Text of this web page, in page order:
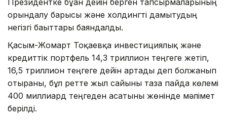
орындалу барысы және холдингті дамытудың
негізгі бағыттары баяндалды.
Қасым-Жомарт Тоқаевқа инвестициялық және
кредиттік портфель 14,3 триллион теңгеге жетіп,
16,5 триллион теңгеге дейін артады деп болжанып
отырғаны, бұл ретте жыл сайынғы таза пайда көлемі
400 миллиард теңгеден асатыны жөнінде мәлімет
берілді.